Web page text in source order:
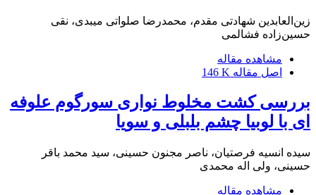
زین‌العابدین شهادتی مقدم، محمدرضا صلواتی میبدی، نقی
حسین‌زاده فشالمی
مشاهده مقاله
اصل مقاله 146 K
بررسی کشت مخلوط نواری سورگوم علوفه
ای با لوبیا چشم بلبلی و سویا
سیده انسیه فرصتیان، ناصر مجنون حسینی، سید محمد باقر
حسینی، ولی اله محمدی
مشاهده مقاله